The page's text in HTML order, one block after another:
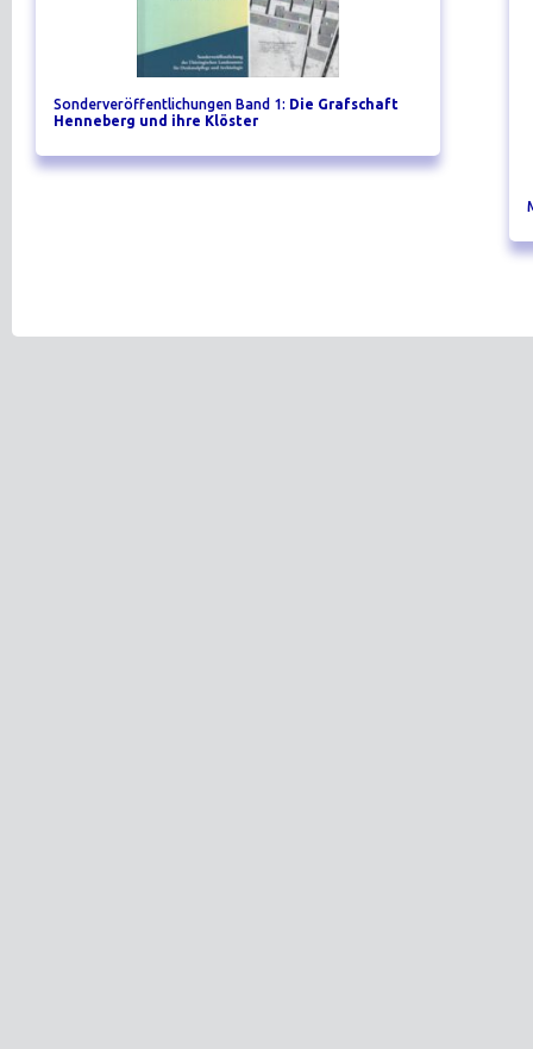
Sonderveröffentlichungen Band 1: Die Grafschaft
Henneberg und ihre Klöster